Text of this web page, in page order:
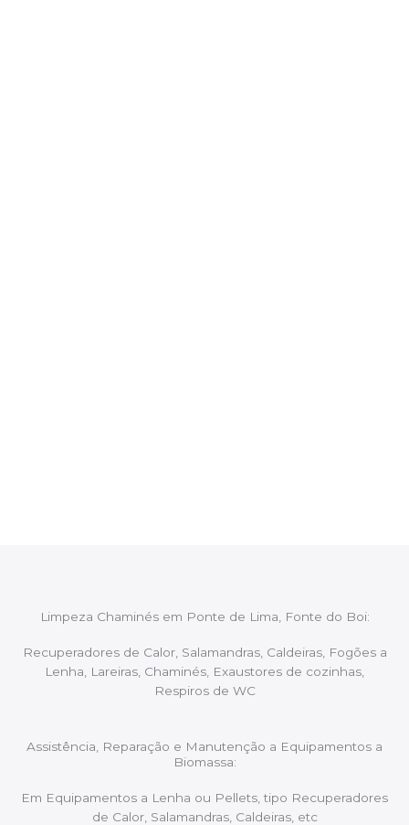
Limpeza Chaminés em Ponte de Lima, Fonte do Boi:
Recuperadores de Calor, Salamandras, Caldeiras, Fogões a
Lenha, Lareiras, Chaminés, Exaustores de cozinhas,
Respiros de WC
Assistência, Reparação e Manutenção a Equipamentos a
Biomassa:
Em Equipamentos a Lenha ou Pellets, tipo Recuperadores
de Calor, Salamandras, Caldeiras, etc